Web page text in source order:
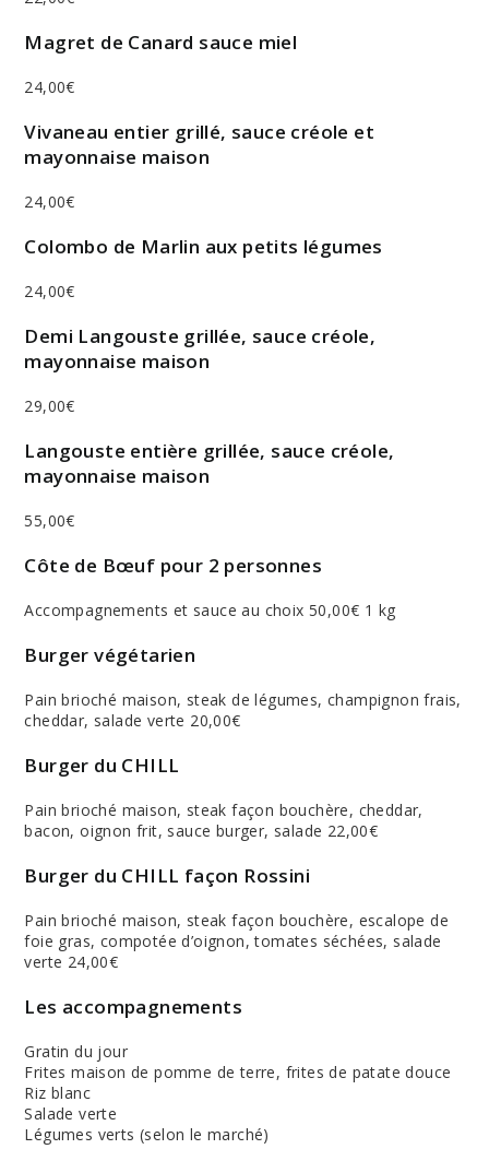
Magret de Canard sauce miel
24,00€
Vivaneau entier grillé, sauce créole et
mayonnaise maison
24,00€
Colombo de Marlin aux petits légumes
24,00€
Demi Langouste grillée, sauce créole,
mayonnaise maison
29,00€
Langouste entière grillée, sauce créole,
mayonnaise maison
55,00€
Côte de Bœuf pour 2 personnes
Accompagnements et sauce au choix 50,00€ 1 kg
Burger végétarien
Pain brioché maison, steak de légumes, champignon frais,
cheddar, salade verte 20,00€
Burger du CHILL
Pain brioché maison, steak façon bouchère, cheddar,
bacon, oignon frit, sauce burger, salade 22,00€
Burger du CHILL façon Rossini
Pain brioché maison, steak façon bouchère, escalope de
foie gras, compotée d’oignon, tomates séchées, salade
verte 24,00€
Les accompagnements
Gratin du jour
Frites maison de pomme de terre, frites de patate douce
Riz blanc
Salade verte
Légumes verts (selon le marché)